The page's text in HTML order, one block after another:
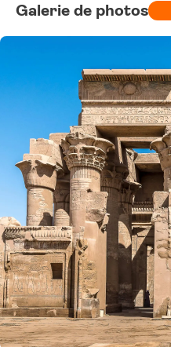
Galerie de photos